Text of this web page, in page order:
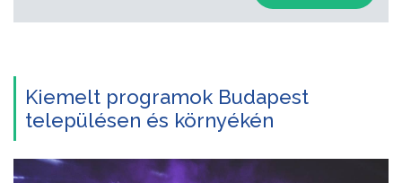
Kiemelt programok Budapest
településen és környékén